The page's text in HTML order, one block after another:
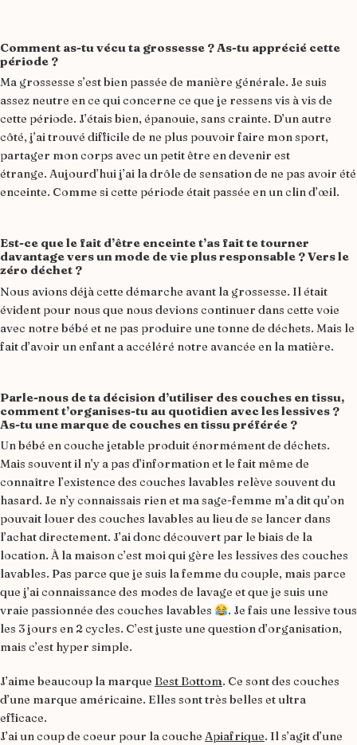
Comment as-tu vécu ta grossesse ? As-tu apprécié cette
période ?
Ma grossesse s’est bien passée de manière générale. Je suis
assez neutre en ce qui concerne ce que je ressens vis à vis de
cette période. J’étais bien, épanouie, sans crainte. D’un autre
côté, j’ai trouvé difficile de ne plus pouvoir faire mon sport,
partager mon corps avec un petit être en devenir est
étrange. Aujourd’hui j’ai la drôle de sensation de ne pas avoir été
enceinte. Comme si cette période était passée en un clin d’œil.
Est-ce que le fait d’être enceinte t’as fait te tourner
davantage vers un mode de vie plus responsable ? Vers le
zéro déchet ?
Nous avions déjà cette démarche avant la grossesse. Il était
évident pour nous que nous devions continuer dans cette voie
avec notre bébé et ne pas produire une tonne de déchets. Mais le
fait d’avoir un enfant a accéléré notre avancée en la matière.
Parle-nous de ta décision d’utiliser des couches en tissu,
comment t’organises-tu au quotidien avec les lessives ?
As-tu une marque de couches en tissu préférée ?
Un bébé en couche jetable produit énormément de déchets.
Mais souvent il n’y a pas d’information et le fait même de
connaître l’existence des couches lavables relève souvent du
hasard. Je n’y connaissais rien et ma sage-femme m’a dit qu’on
pouvait louer des couches lavables au lieu de se lancer dans
l’achat directement. J’ai donc découvert par le biais de la
location. À la maison c’est moi qui gère les lessives des couches
lavables. Pas parce que je suis la femme du couple, mais parce
que j’ai connaissance des modes de lavage et que je suis une
vraie passionnée des couches lavables
. Je fais une lessive tous
les 3 jours en 2 cycles. C’est juste une question d’organisation,
mais c’est hyper simple.
J’aime beaucoup la marque Best Bottom. Ce sont des couches
d’une marque américaine. Elles sont très belles et ultra
efficace.
J’ai un coup de coeur pour la couche Apiafrique. Il s’agit d’une